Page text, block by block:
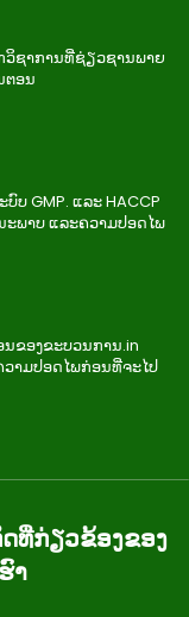
ຊາ​ການ​ທີ່​ຊ່ຽວ​ຊານ​ພາຍ​
ຕອນ
ບ GMP. ແລະ HACCP
ພາບ ແລະຄວາມປອດໄພ
ຂອງ​ຂະ​ບວນ​ການ.in
າມ​ປອດ​ໄພ​ກ່ອນ​ທີ່​ຈະ​ໄປ​
ທີ່ກ່ຽວຂ້ອງຂອງ
າ